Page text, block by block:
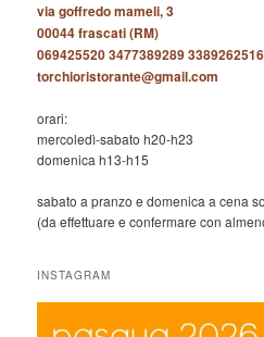
via goffredo mameli, 3
00044 frascati (RM)
069425520 3477389289 3389262516
torchioristorante@gmail.com
orari:
mercoledì-sabato h20-h23
domenica h13-h15
sabato a pranzo e domenica a cena
(da effettuare e confermare con
INSTAGRAM